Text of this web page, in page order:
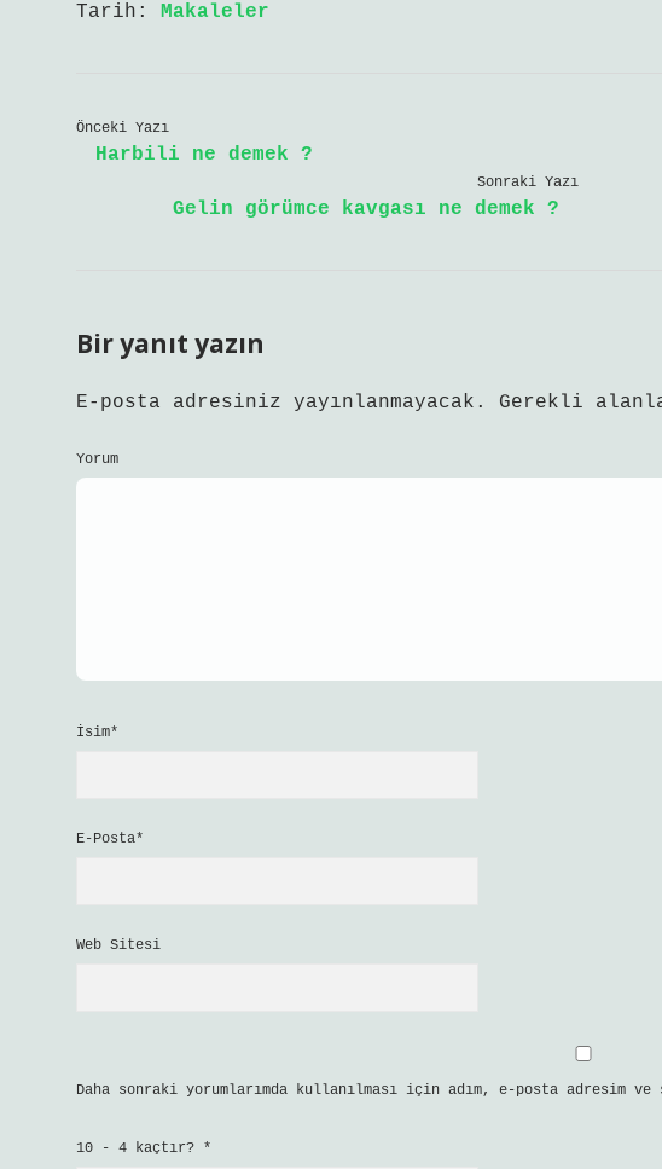
Tarih: Makaleler
Önceki Yazı
Harbili ne demek ?
Sonraki Yazı
Gelin görümce kavgası ne demek ?
Bir yanıt yazın
E-posta adresiniz yayınlanmayacak. Gerekli
Yorum
İsim*
E-Posta*
Web Sitesi
Daha sonraki yorumlarımda kullanılması için adım, e-posta adresim
10 - 4 kaçtır? *